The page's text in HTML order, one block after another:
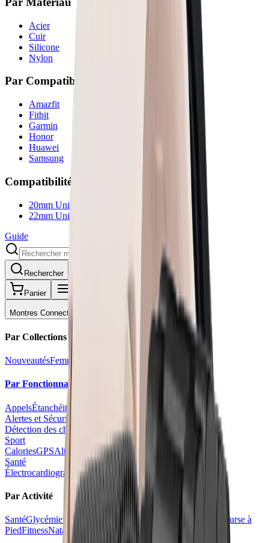
Acier
Cuir
Silicone
Nylon
Par Compatibilité
Amazfit
Fitbit
Garmin
Honor
Huawei
Samsung
Compatibilité Universelle
20mm Universel
22mm Universel
Guide
Rechercher
Panier
Montres Connectées
Par Collections
NouveautésFemme Enfant
Par Fonctionnalités
AppelsÉtanchéités
Alertes et Sécurité
Détection des chutes
Détection des accidents
Sport
CaloriesGPSAltimètre Synchronisation StravaVO2 max
Santé
ÉlectrocardiogrammeSommeil Pression Artérielle
Par Activité
SantéGlycémieSuivi du Sommeil Tension Artérielle
Course à
PiedFitnessNatation Plongée Randonnée